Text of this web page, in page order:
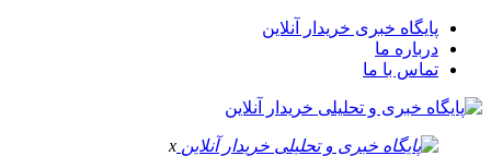
پایگاه خبری خریدار آنلاین
درباره ما
تماس با ما
x